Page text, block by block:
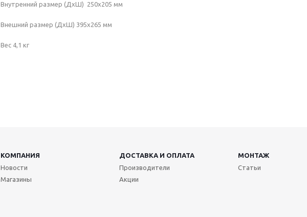
Внутренний размер (ДхШ) 250х205 мм
Внешний размер (ДхШ) 395х265 мм
Вес 4,1 кг
КОМПАНИЯ ДОСТАВКА И ОПЛАТА
МОНТАЖ
Новости
Магазины
Производители
Акции
Статьи